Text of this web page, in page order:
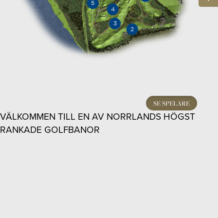
SE SPELARE
VÄLKOMMEN TILL EN AV NORRLANDS HÖGST
RANKADE GOLFBANOR